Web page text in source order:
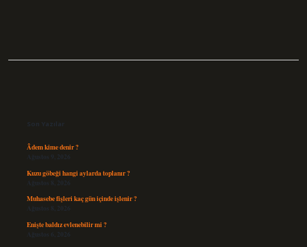
Son Yazılar
Âdem kime denir ?
Ağustos 9, 2026
Kuzu göbeği hangi aylarda toplanır ?
Ağustos 8, 2026
Muhasebe fişleri kaç gün içinde işlenir ?
Ağustos 8, 2026
Enişte baldız evlenebilir mi ?
Ağustos 6, 2026